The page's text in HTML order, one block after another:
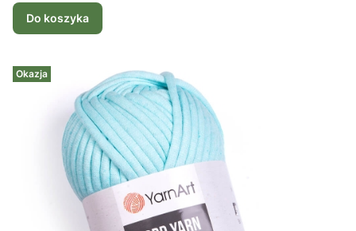
Do koszyka
Okazja